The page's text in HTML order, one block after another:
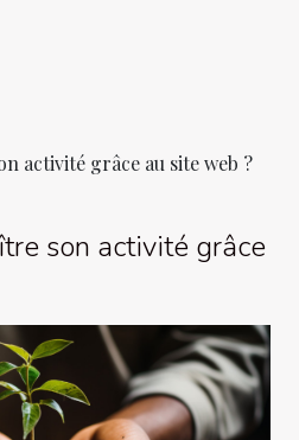
activité grâce au site web ?
son activité grâce